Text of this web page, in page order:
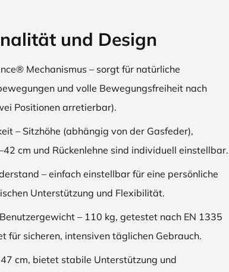
und Design
Mechanismus – sorgt für natürliche
und volle Bewegungsfreiheit nach
Positionen arretierbar).
– Sitzhöhe (abhängig von der Gasfeder),
cm und Rückenlehne sind individuell einstellbar.
– einfach einstellbar für eine persönliche
Unterstützung und Flexibilität.
– 110 kg, getestet nach EN 1335
für sicheren, intensiven täglichen Gebrauch.
cm, bietet stabile Unterstützung und